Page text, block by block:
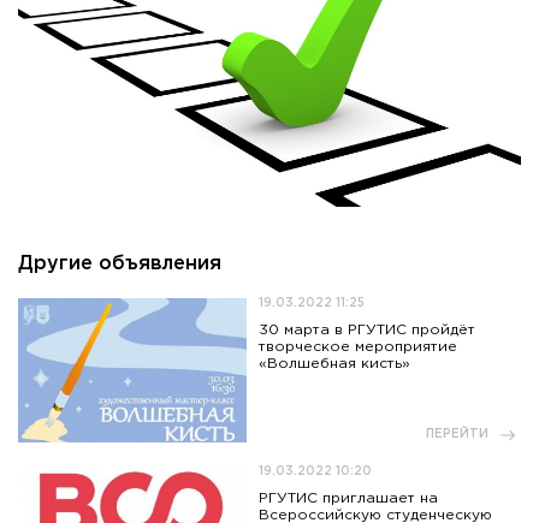
Другие объявления
19.03.2022 11:25
30 марта в РГУТИС пройдёт
творческое мероприятие
«Волшебная кисть»
ПЕРЕЙТИ
19.03.2022 10:20
РГУТИС приглашает на
Всероссийскую студенческую